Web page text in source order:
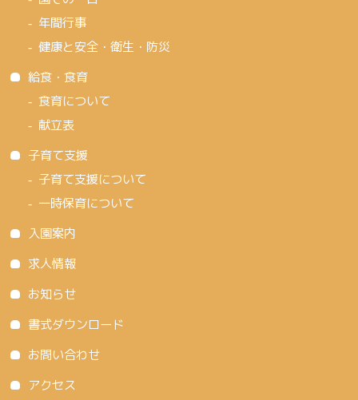
年間行事
健康と安全・衛生・防災
給食・食育
食育について
献立表
子育て支援
子育て支援について
一時保育について
入園案内
求人情報
お知らせ
書式ダウンロード
お問い合わせ
アクセス